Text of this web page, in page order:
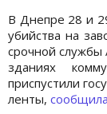
В Днепре 28 и
убийства на
срочной службы
зданиях
приспустили
ленты, сообщила